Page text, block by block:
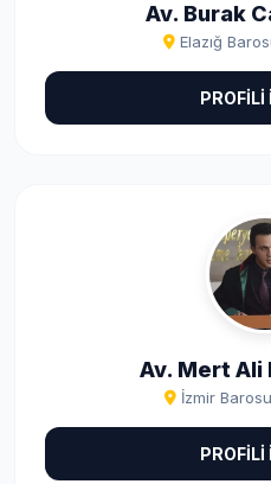
Av. Burak
Elazığ
PROFİLİ
Av. Mert Ali
İzmir
PROFİLİ